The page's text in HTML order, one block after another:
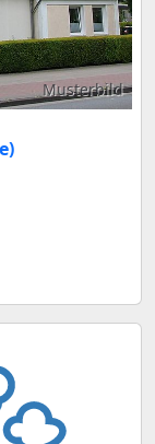
Musterbild